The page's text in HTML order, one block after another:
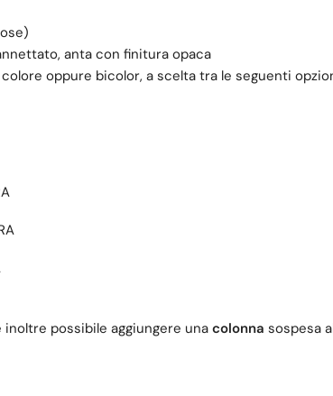
anta con finitura opaca
oppure bicolor, a scelta tra le seguenti
è inoltre possibile aggiungere una colonna sospesa